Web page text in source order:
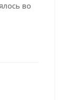
во